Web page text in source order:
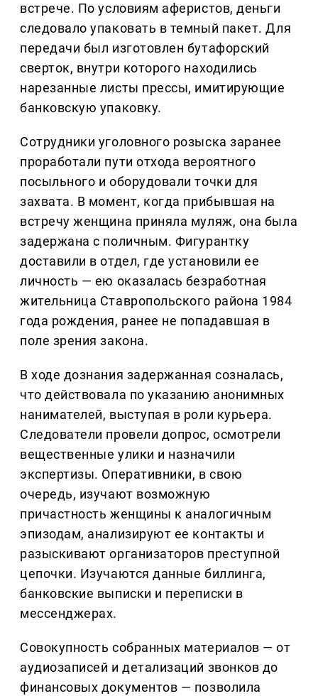
встрече. По условиям аферистов, деньги
следовало упаковать в темный пакет. Для
передачи был изготовлен бутафорский
сверток, внутри которого находились
нарезанные листы прессы, имитирующие
банковскую упаковку.
Сотрудники уголовного розыска заранее
проработали пути отхода вероятного
посыльного и оборудовали точки для
захвата. В момент, когда прибывшая на
встречу женщина приняла муляж, она была
задержана с поличным. Фигурантку
доставили в отдел, где установили ее
личность — ею оказалась безработная
жительница Ставропольского района 1984
года рождения, ранее не попадавшая в
поле зрения закона.
В ходе дознания задержанная созналась,
что действовала по указанию анонимных
нанимателей, выступая в роли курьера.
Следователи провели допрос, осмотрели
вещественные улики и назначили
экспертизы. Оперативники, в свою
очередь, изучают возможную
причастность женщины к аналогичным
эпизодам, анализируют ее контакты и
разыскивают организаторов преступной
цепочки. Изучаются данные биллинга,
банковские выписки и переписки в
мессенджерах.
Совокупность собранных материалов — от
аудиозаписей и детализаций звонков до
финансовых документов — позволила